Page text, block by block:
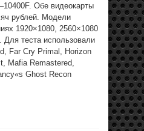
Обе видеокарты
рублей. Модели
1920×1080, 2560×1080
Для теста использовали
Far Cry Primal, Horizon
Mafia Remastered,
Ghost Recon